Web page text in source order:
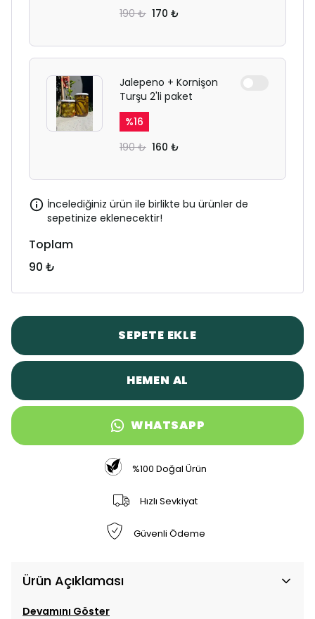
190 ₺ 170 ₺
Jalepeno + Kornişon
Turşu 2'li paket
%16
190 ₺ 160 ₺
İncelediğiniz ürün ile birlikte bu ürünler de
sepetinize eklenecektir!
Toplam
90 ₺
SEPETE EKLE
HEMEN AL
WHATSAPP
%100 Doğal Ürün
Hızlı Sevkiyat
Güvenli Ödeme
Ürün Açıklaması
Devamını Göster